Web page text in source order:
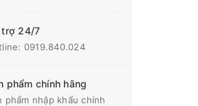
trợ 24/7
0919.840.024
phẩm chính hãng
phẩm nhập khẩu chính